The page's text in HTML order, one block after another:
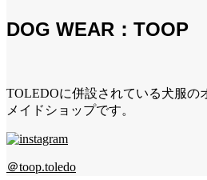
DOG WEAR：TOOP
TOLEDOに併設されている犬服の
メイドショップです。
＠toop.toledo